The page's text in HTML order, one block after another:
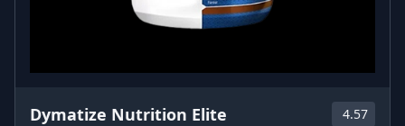
Dymatize Nutrition Elite 4.57